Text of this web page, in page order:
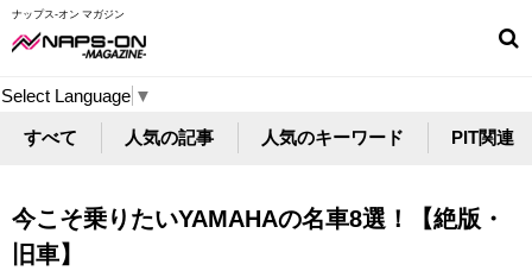
ナップス-オン マガジン
Select Language ▼
すべて 人気の記事 人気のキーワード PIT関連
今こそ乗りたいYAMAHAの名車8選！【絶版・
旧車】